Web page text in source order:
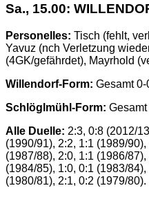
Sa., 15.00:
Personelles: Tisch (fehlt,
Yavuz (nch Verletzung
(4GK/gefährdet), Mayrhold
Willendorf-Form: Gesamt
Schlöglmühl-Form:
Alle Duelle: 2:3, 0:8 (2012/
(1990/91), 2:2, 1:1 (1989/
(1987/88), 2:0, 1:1 (1986/
(1984/85), 1:0, 0:1 (1983/
(1980/81), 2:1, 0:2 (1979/80).